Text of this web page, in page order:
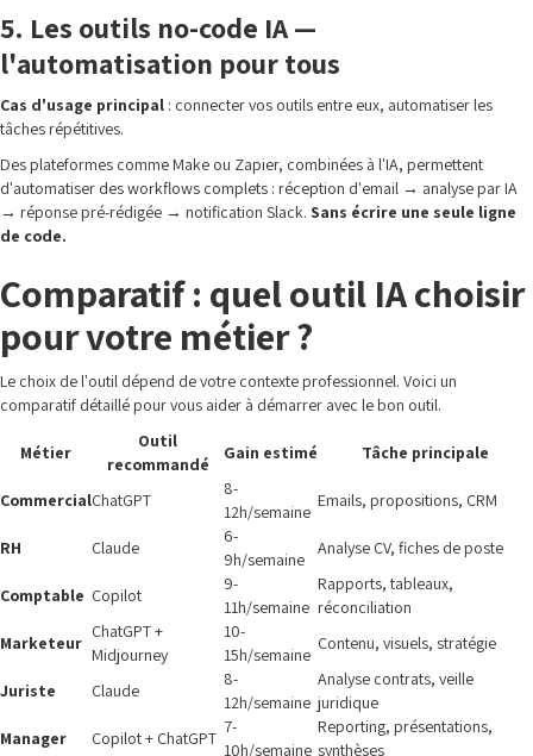
5. Les outils no-code IA —
l'automatisation pour tous
Cas d'usage principal : connecter vos outils entre eux, automatiser les
tâches répétitives.
Des plateformes comme Make ou Zapier, combinées à l'IA, permettent
d'automatiser des workflows complets : réception d'email → analyse par IA
→ réponse pré-rédigée → notification Slack. Sans écrire une seule ligne
de code.
Comparatif : quel outil IA choisir
pour votre métier ?
Le choix de l'outil dépend de votre contexte professionnel. Voici un
comparatif détaillé pour vous aider à démarrer avec le bon outil.
Métier
Outil
recommandé
Gain estimé Tâche principale
CommercialChatGPT
8-
12h/semaine
Emails, propositions, CRM
RH Claude
6-
9h/semaine
Analyse CV, fiches de poste
Comptable Copilot
9-
11h/semaine
Rapports, tableaux,
réconciliation
Marketeur
ChatGPT +
Midjourney
10-
15h/semaine
Contenu, visuels, stratégie
Juriste Claude
8-
12h/semaine
Analyse contrats, veille
juridique
Manager
Copilot + ChatGPT
7-
10h/semaine
Reporting, présentations,
synthèses